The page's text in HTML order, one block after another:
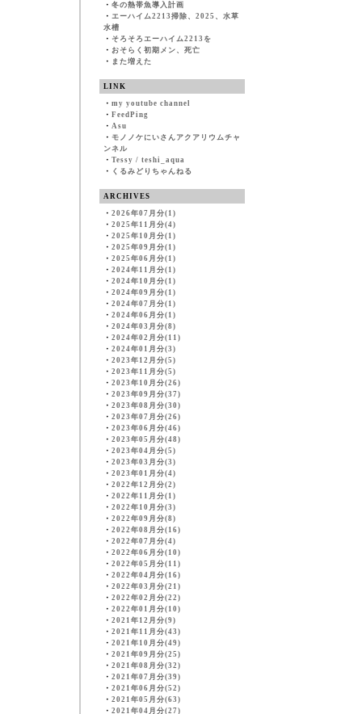
・ 冬の熱帯魚導入計画
・ エーハイム2213掃除、2025、水草
水槽
・ そろそろエーハイム2213を
・ おそらく初期メン、死亡
・ また増えた
LINK
・ my youtube channel
・ FeedPing
・ Asu
・ モノノケにいさんアクアリウムチャ
ンネル
・ Tessy / teshi_aqua
・ くるみどりちゃんねる
ARCHIVES
・ 2026年07月分(1)
・ 2025年11月分(4)
・ 2025年10月分(1)
・ 2025年09月分(1)
・ 2025年06月分(1)
・ 2024年11月分(1)
・ 2024年10月分(1)
・ 2024年09月分(1)
・ 2024年07月分(1)
・ 2024年06月分(1)
・ 2024年03月分(8)
・ 2024年02月分(11)
・ 2024年01月分(3)
・ 2023年12月分(5)
・ 2023年11月分(5)
・ 2023年10月分(26)
・ 2023年09月分(37)
・ 2023年08月分(30)
・ 2023年07月分(26)
・ 2023年06月分(46)
・ 2023年05月分(48)
・ 2023年04月分(5)
・ 2023年03月分(3)
・ 2023年01月分(4)
・ 2022年12月分(2)
・ 2022年11月分(1)
・ 2022年10月分(3)
・ 2022年09月分(8)
・ 2022年08月分(16)
・ 2022年07月分(4)
・ 2022年06月分(10)
・ 2022年05月分(11)
・ 2022年04月分(16)
・ 2022年03月分(21)
・ 2022年02月分(22)
・ 2022年01月分(10)
・ 2021年12月分(9)
・ 2021年11月分(43)
・ 2021年10月分(49)
・ 2021年09月分(25)
・ 2021年08月分(32)
・ 2021年07月分(39)
・ 2021年06月分(52)
・ 2021年05月分(63)
・ 2021年04月分(27)